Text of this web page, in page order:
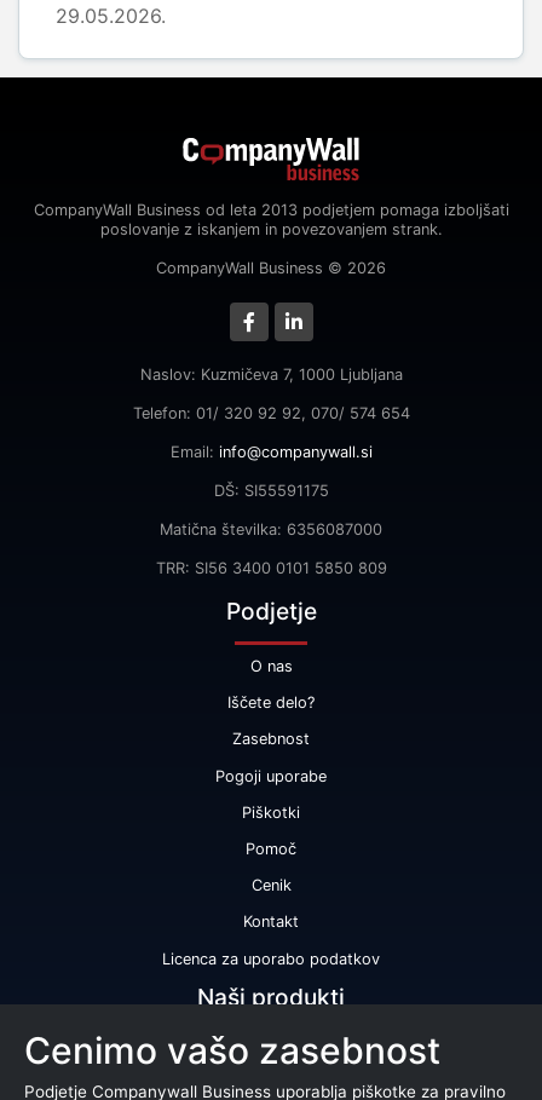
29.05.2026.
CompanyWall Business od leta 2013 podjetjem pomaga izboljšati
poslovanje z iskanjem in povezovanjem strank.
CompanyWall Business © 2026
Naslov: Kuzmičeva 7, 1000 Ljubljana
Telefon: 01/ 320 92 92, 070/ 574 654
Email: info@companywall.si
DŠ: SI55591175
Matična številka: 6356087000
TRR: SI56 3400 0101 5850 809
Podjetje
O nas
Iščete delo?
Zasebnost
Pogoji uporabe
Piškotki
Pomoč
Cenik
Kontakt
Licenca za uporabo podatkov
Naši produkti
Bonitetna ocena
Bonitetno poročilo
Cenimo vašo zasebnost
Podjetje Companywall Business uporablja piškotke za pravilno